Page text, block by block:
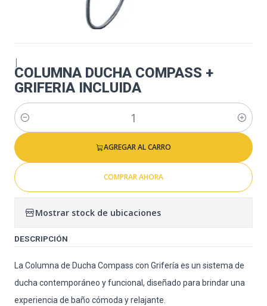
|
COLUMNA DUCHA COMPASS +
GRIFERIA INCLUIDA
Cantidad
AGREGAR AL CARRO
COMPRAR AHORA
Mostrar stock de ubicaciones
DESCRIPCIÓN
La Columna de Ducha Compass con Grifería es un sistema de
ducha contemporáneo y funcional, diseñado para brindar una
experiencia de baño cómoda y relajante.